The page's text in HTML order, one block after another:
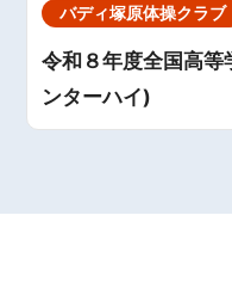
バディ塚原体操クラブ
令和８年度全国高等
ンターハイ)